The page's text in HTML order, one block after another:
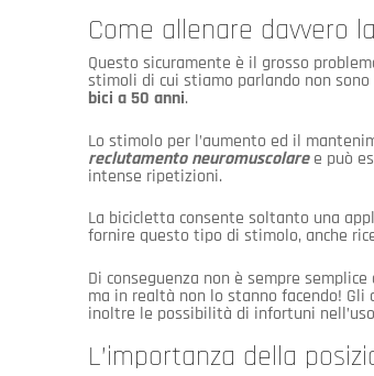
Come allenare davvero
Questo sicuramente è il grosso
stimoli di cui stiamo parlando non
bici a 50 anni.
Lo stimolo per l’aumento ed il
reclutamento neuromuscolaree può
intense ripetizioni.
La bicicletta consente soltanto una
fornire questo tipo di stimolo, anche
Di conseguenza non è sempre
ma in realtà non lo stanno facendo!
inoltre le possibilità di infortuni
L’importanza della